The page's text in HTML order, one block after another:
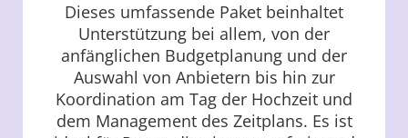
Dieses umfassende Paket beinhaltet
Unterstützung bei allem, von der
anfänglichen Budgetplanung und der
Auswahl von Anbietern bis hin zur
Koordination am Tag der Hochzeit und
dem Management des Zeitplans. Es ist